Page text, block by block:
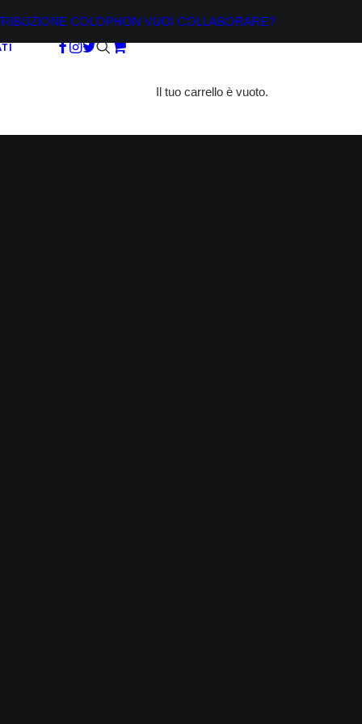
COLOPHON VUOI COLLABORARE?
Il tuo carrello è vuoto.